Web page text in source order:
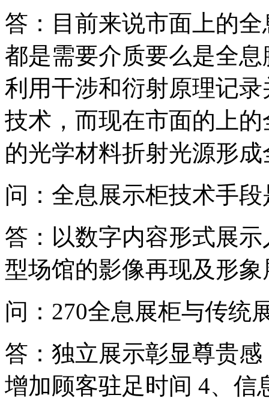
答：目前来说市面上的
都是需要介质要么是全
利用干涉和衍射原理记
技术，而现在市面的上
的光学材料折射光源形
问：全息展示柜技术手
答：以数字内容形式展
型场馆的影像再现及形
问：270全息展柜与传统
答：独立展示彰显尊贵
增加顾客驻足时间 4、信